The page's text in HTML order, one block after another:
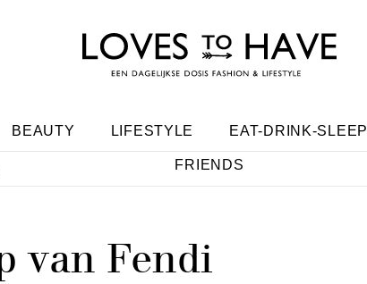
BEAUTY LIFESTYLE EAT-DRINK-SLEEP
FRIENDS
van Fendi